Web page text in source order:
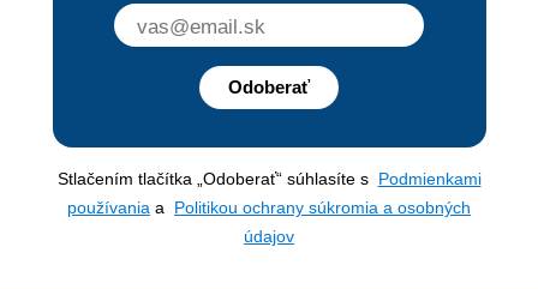
Odoberať
Stlačením tlačítka „Odoberať“ súhlasíte s Podmienkami
používania a Politikou ochrany súkromia a osobných
údajov